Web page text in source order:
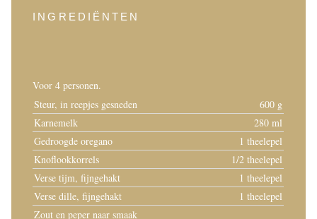
Corporate Events
INGREDIËNTEN
Voor 4 personen.
Steur, in reepjes gesneden
600 g
Karnemelk
280 ml
Gedroogde oregano
1 theelepel
Knoflookkorrels
1/2 theelepel
Verse tijm, fijngehakt
1 theelepel
Verse dille, fijngehakt
1 theelepel
Zout en peper naar smaak